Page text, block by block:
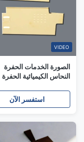
VIDEO
الصورة الخدمات الحفرة
النحاس الكيميائية الحفرة
الجودة
استفسر الآن